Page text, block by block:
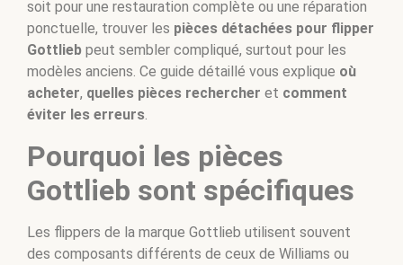
soit pour une restauration complète ou une réparation
ponctuelle, trouver les pièces détachées pour flipper
Gottlieb peut sembler compliqué, surtout pour les
modèles anciens. Ce guide détaillé vous explique où
acheter, quelles pièces rechercher et comment
éviter les erreurs.
Pourquoi les pièces
Gottlieb sont spécifiques
Les flippers de la marque Gottlieb utilisent souvent
des composants différents de ceux de Williams ou